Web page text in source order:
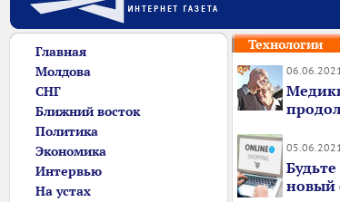
Главная
Молдова
СНГ
Ближний восток
Политика
Экономика
Интервью
На устах
Технологии
новый